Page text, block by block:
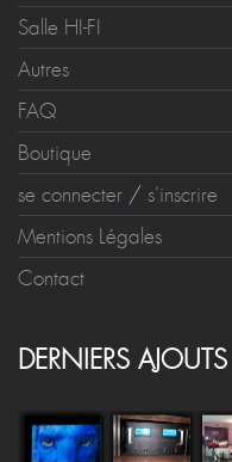
Salle HI-FI
Autres
FAQ
Boutique
se connecter / s'inscrire
Mentions Légales
Contact
DERNIERS AJOUTS